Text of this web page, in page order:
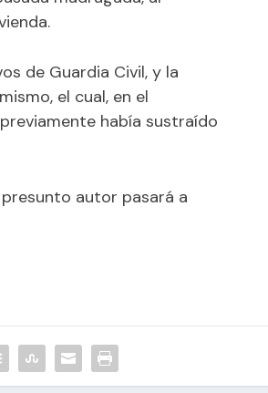
de Guardia Civil, y la
el cual, en el
había sustraído
autor pasará a